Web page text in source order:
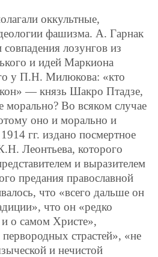
оккультные,
фашизма. А. Гарнак
лозунгов из
и идей Маркиона
у П.Н. Милюкова: «кто
— князь Шакро Птадзе,
морально? Во всяком случае
оно и морально и
гг. издано посмертное
Леонтьева, которого
и выразителем
предания православной
что «всего дальше он
что он «редко
о самом Христе»,
первородных страстей», «не
и нечистой